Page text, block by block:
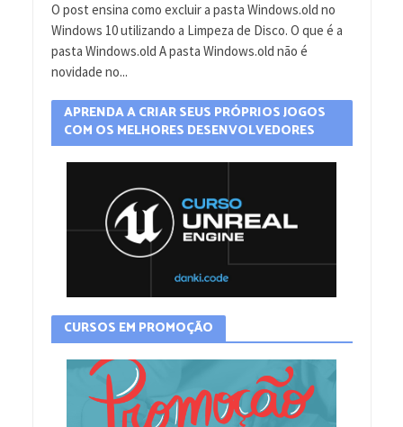
O post ensina como excluir a pasta Windows.old no
Windows 10 utilizando a Limpeza de Disco. O que é a
pasta Windows.old A pasta Windows.old não é
novidade no...
APRENDA A CRIAR SEUS PRÓPRIOS JOGOS
COM OS MELHORES DESENVOLVEDORES
CURSOS EM PROMOÇÃO